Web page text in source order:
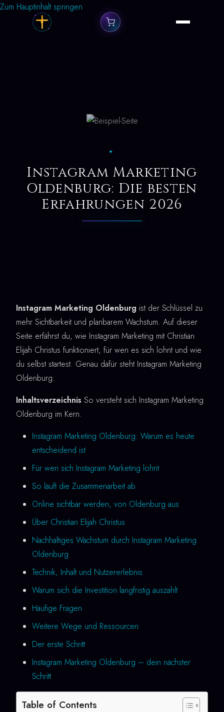
Zum Hauptinhalt springen
✦
Instagram Marketing
Oldenburg: Die besten
Erfahrungen 2026
Instagram Marketing Oldenburg ist der Schlüssel zu
mehr Sichtbarkeit und planbarem Wachstum. Auf dieser
Seite erfährst du, wie Instagram Marketing mit Christian
Elijah Christus funktioniert, für wen es sich lohnt und wie
du selbst startest. Genau dafür steht Instagram Marketing
Oldenburg.
Inhaltsverzeichnis So versteht sich Instagram Marketing
Oldenburg im Kern.
Instagram Marketing Oldenburg: Warum es heute
entscheidend ist
Für wen sich Instagram Marketing lohnt
So läuft die Zusammenarbeit ab
Online sichtbar werden, von Oldenburg aus
Über Christian Elijah Christus
Nachhaltiges Wachstum durch Instagram Marketing
Oldenburg
Technik, Inhalt und Nutzererlebnis
Warum sich die Investition langfristig auszahlt
Häufige Fragen
Weitere Wege und Ressourcen
Der erste Schritt
Instagram Marketing Oldenburg – dein nächster
Schritt
Table of Contents